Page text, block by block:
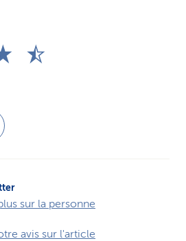
sur la personne
avis sur l'article